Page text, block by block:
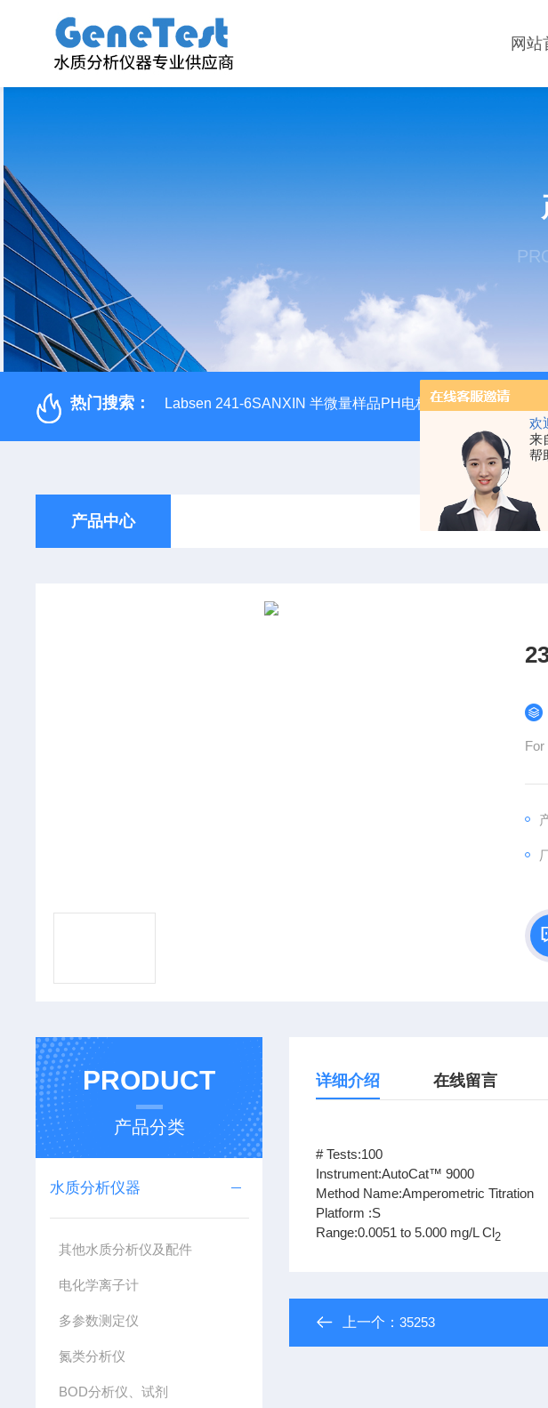
欢
来
帮
网站
热门搜索： Labsen 241-6SANXIN 半微量样品PH电极 SDI-47手动
产品中心
For
PRODUCT
产品分类
水质分析仪器
其他水质分析仪及配件
电化学离子计
多参数测定仪
氮类分析仪
BOD分析仪、试剂
详细介绍 在线留言
# Tests:100
Instrument:AutoCat™ 9000
Method Name:Amperometric Titration
Platform :S
Range:0.0051 to 5.000 mg/L Cl2
上一个：35253